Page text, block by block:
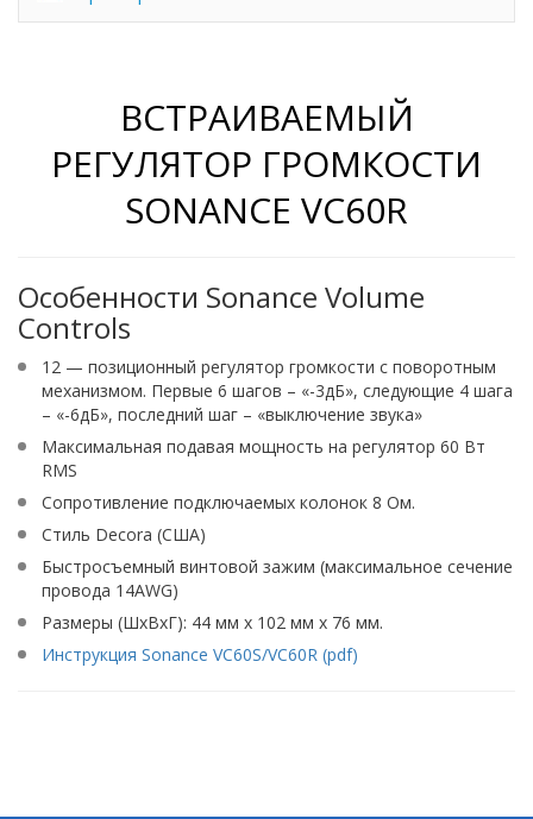
ВСТРАИВАЕМЫЙ
РЕГУЛЯТОР ГРОМКОСТИ
SONANCE VC60R
Особенности Sonance Volume
Controls
12 — позиционный регулятор громкости с поворотным
механизмом. Первые 6 шагов – «-3дБ», следующие 4 шага
– «-6дБ», последний шаг – «выключение звука»
Максимальная подавая мощность на регулятор 60 Вт
RMS
Сопротивление подключаемых колонок 8 Ом.
Стиль Decora (США)
Быстросъемный винтовой зажим (максимальное сечение
провода 14AWG)
Размеры (ШхВхГ): 44 мм х 102 мм х 76 мм.
Инструкция Sonance VC60S/VC60R (pdf)